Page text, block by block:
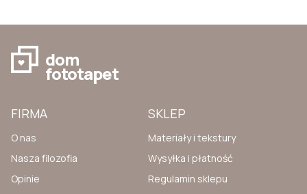
dom
fototapet
FIRMA
O nas
Nasza filozofia
Opinie
SKLEP
Materiały i tekstury
Wysyłka i płatność
Regulamin sklepu